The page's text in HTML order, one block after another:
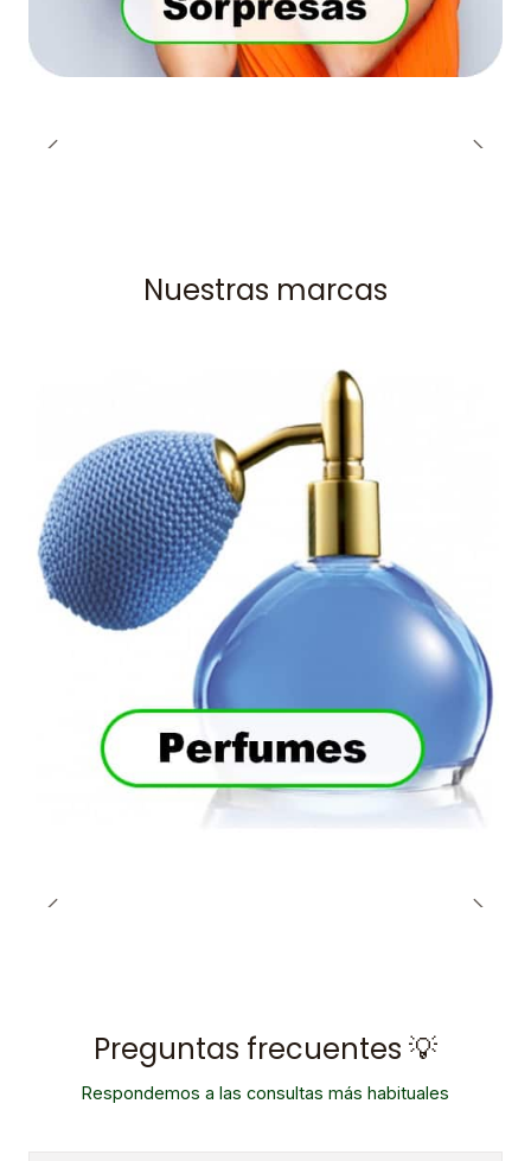
Nuestras marcas
Preguntas frecuentes 💡
Respondemos a las consultas más habituales